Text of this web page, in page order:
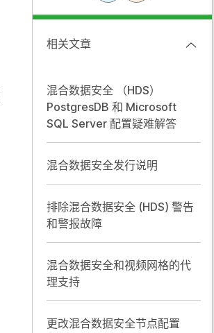
相关文章
混合数据安全 （HDS）
PostgresDB 和 Microsoft
SQL Server 配置疑难解答
混合数据安全发行说明
排除混合数据安全 (HDS) 警告
和警报故障
混合数据安全和视频网格的代
理支持
更改混合数据安全节点配置